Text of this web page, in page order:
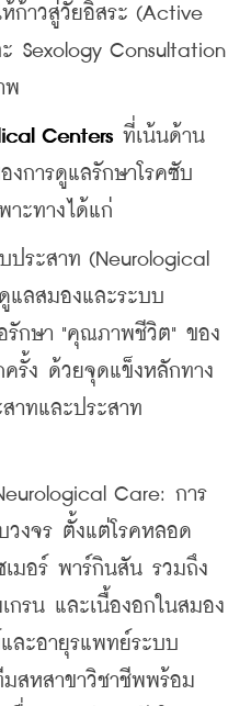
ห้ก้าวสู่วัยอิสระ (Active
Sexology Consultation
พ
Centers ที่เน้นด้าน
งการดูแลรักษาโรคซับ
าะทางได้แก่
ะสาท (Neurological
แลสมองและระบบ
รักษา "คุณภาพชีวิต" ของ
รั้ง ด้วยจุดแข็งหลักทาง
าทและประสาท
Care: การ
วงจร ตั้งแต่โรคหลอด
เมอร์ พาร์กินสัน รวมถึง
กรน และเนื้องอกในสมอง
ละอายุรแพทย์ระบบ
สหสาขาวิชาชีพพร้อม